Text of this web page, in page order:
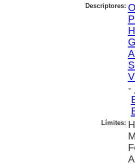
Descriptores:
-
Límites: